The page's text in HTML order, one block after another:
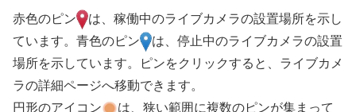
赤色のピン
は、稼働中のライブカメラの設置場所を示し
ています。青色のピン
は、停止中のライブカメラの設置
場所を示しています。ピンをクリックすると、ライブカメ
ラの詳細ページへ移動できます。
円形のアイコン
は、狭い範囲に複数のピンが集まって